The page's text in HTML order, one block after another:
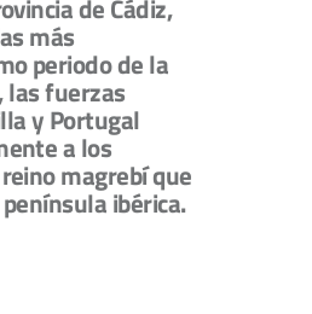
de Cádiz,
más
periodo de la
las fuerzas
y Portugal
a los
magrebí que
ibérica.